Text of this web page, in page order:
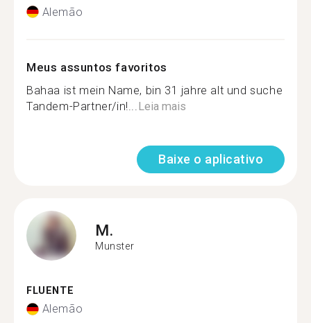
Alemão
Meus assuntos favoritos
Bahaa ist mein Name, bin 31 jahre alt und suche
Tandem-Partner/in!... Leia mais
Baixe o aplicativo
M.
Munster
FLUENTE
Alemão